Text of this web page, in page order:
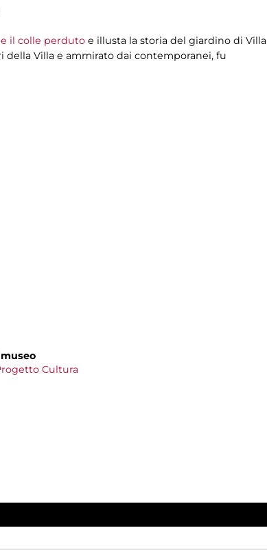
e il colle perduto e illusta la storia del giardino di Villa
della Villa e ammirato dai contemporanei, fu
Cultura